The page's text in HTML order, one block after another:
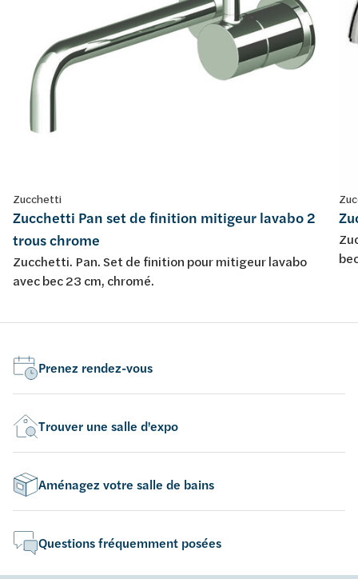
Zucchetti
Zucchetti Pan set de finition mitigeur lavabo 2
trous chrome
Zucchetti. Pan. Set de finition pour mitigeur lavabo
avec bec 23 cm, chromé.
Prenez rendez-vous
Trouver une salle d'expo
Aménagez votre salle de bains
Questions fréquemment posées